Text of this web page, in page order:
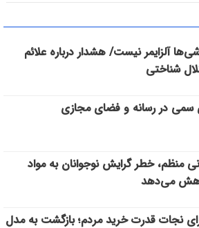
آلزایمر نیست/ هشدار درباره علائم
شناختی
در رسانه و فضای مجازی
منظم، خطر گرایش نوجوانان به مواد
می‌دهد
نجات قدرت خرید مردم؛ بازگشت به مدل